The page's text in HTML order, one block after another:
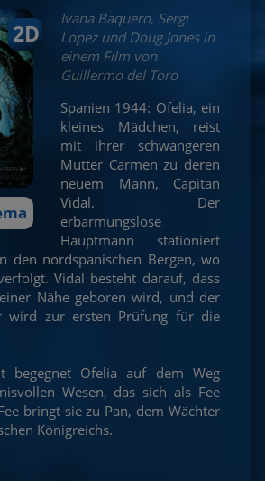
2D
Ivana Baquero, Sergi
Lopez und Doug Jones in
einem Film von
Guillermo del Toro
Spanien 1944: Ofelia, ein
kleines Mädchen, reist
mit ihrer schwangeren
Mutter Carmen zu deren
neuem Mann, Capitan
Vidal. Der
erbarmungslose
Hauptmann stationiert
den nordspanischen Bergen, wo
Vidal besteht darauf, dass
Nähe geboren wird, und der
wird zur ersten Prüfung für die
begegnet Ofelia auf dem Weg
Wesen, das sich als Fee
bringt sie zu Pan, dem Wächter
Königreichs.